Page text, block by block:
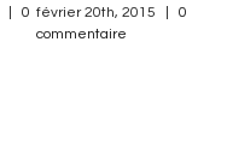
0
février 20th, 2015
0
commentaire